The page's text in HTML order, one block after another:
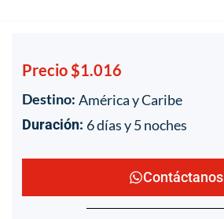
Precio $1.016
Destino: América y Caribe
Duración: 6 días y 5 noches
Contáctanos